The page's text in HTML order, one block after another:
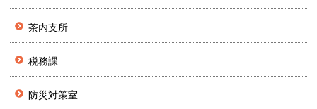
茶内支所
税務課
防災対策室